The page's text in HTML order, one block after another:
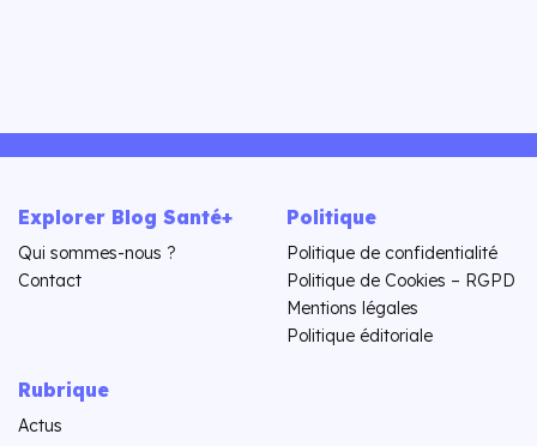
Explorer Blog Santé+
Qui sommes-nous ?
Contact
Politique
Politique de confidentialité
Politique de Cookies – RGPD
Mentions légales
Politique éditoriale
Rubrique
Actus